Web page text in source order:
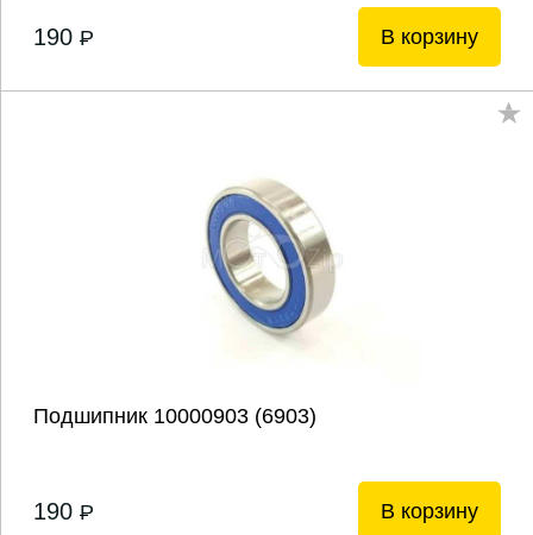
190 P В корзину
Подшипник 10000903 (6903)
190 P В корзину